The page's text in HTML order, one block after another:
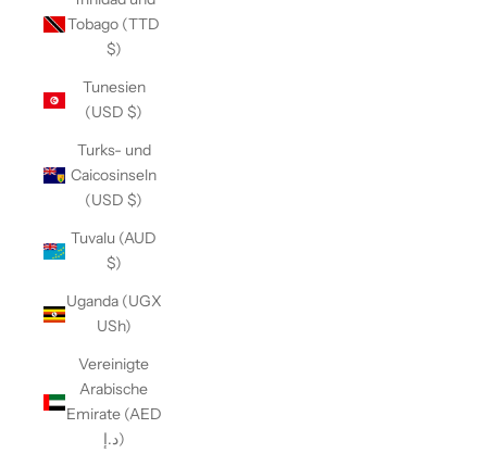
Tobago (TTD
$)
Tunesien
(USD $)
Turks- und
Caicosinseln
(USD $)
Tuvalu (AUD
$)
Uganda (UGX
USh)
Vereinigte
Arabische
Emirate (AED
د.إ)